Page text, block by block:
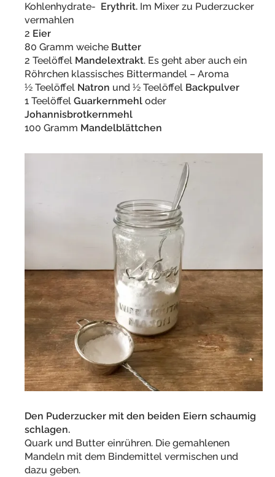
Kohlenhydrate- Erythrit. Im Mixer zu Puderzucker
vermahlen
2 Eier
80 Gramm weiche Butter
2 Teelöffel Mandelextrakt. Es geht aber auch ein
Röhrchen klassisches Bittermandel – Aroma
½ Teelöffel Natron und ½ Teelöffel Backpulver
1 Teelöffel Guarkernmehl oder
Johannisbrotkernmehl
100 Gramm Mandelblättchen
Den Puderzucker mit den beiden Eiern schaumig
schlagen.
Quark und Butter einrühren. Die gemahlenen
Mandeln mit dem Bindemittel vermischen und
dazu geben.